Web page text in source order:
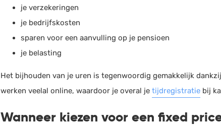
je verzekeringen
je bedrijfskosten
sparen voor een aanvulling op je pensioen
je belasting
Het bijhouden van je uren is tegenwoordig gemakkelijk
werken veelal online, waardoor je overal je tijdregistratie bij
Wanneer kiezen voor een fixed